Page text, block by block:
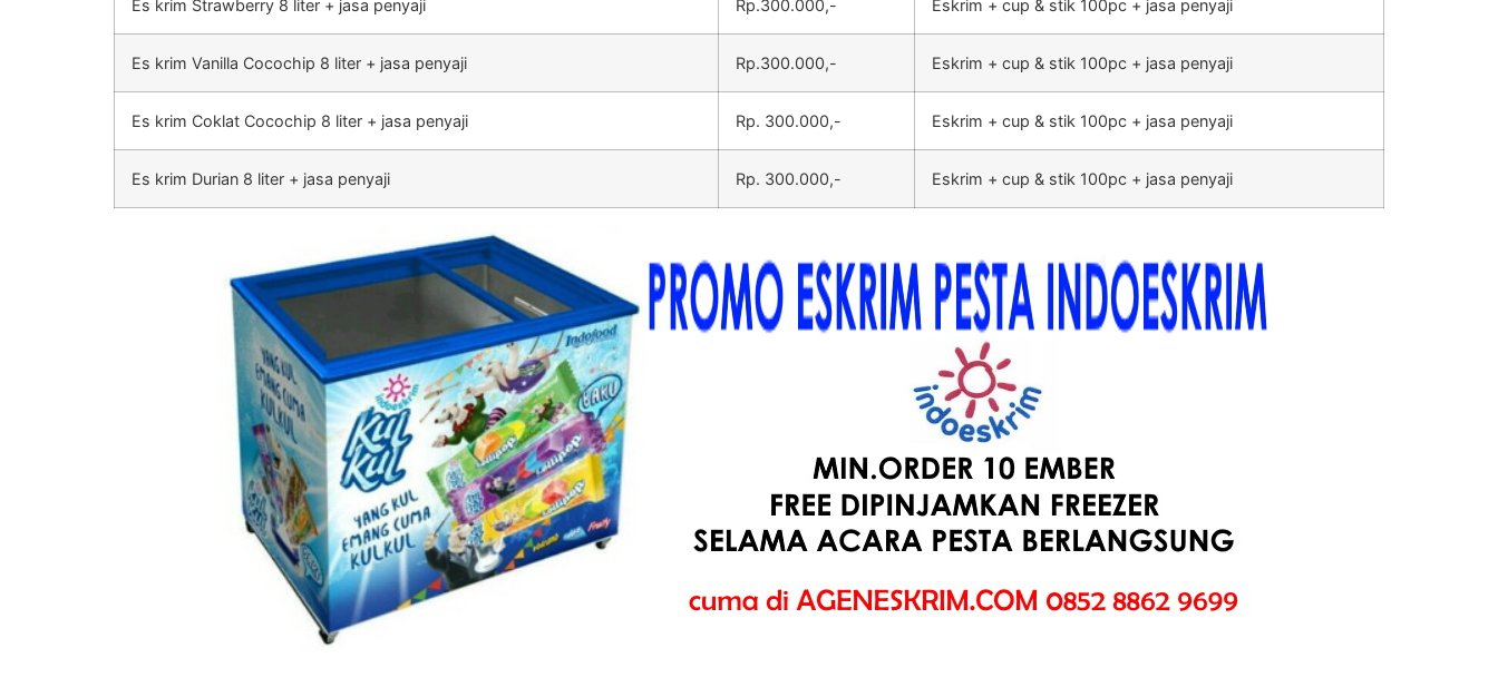
Es krim Strawberry 8 liter + jasa penyaji Rp.300.000,- Eskrim + cup & stik 100pc + jasa penyaji
Es krim Vanilla Cocochip 8 liter + jasa penyaji Rp.300.000,- Eskrim + cup & stik 100pc + jasa penyaji
Es krim Coklat Cocochip 8 liter + jasa penyaji Rp. 300.000,- Eskrim + cup & stik 100pc + jasa penyaji
Es krim Durian 8 liter + jasa penyaji Rp. 300.000,- Eskrim + cup & stik 100pc + jasa penyaji